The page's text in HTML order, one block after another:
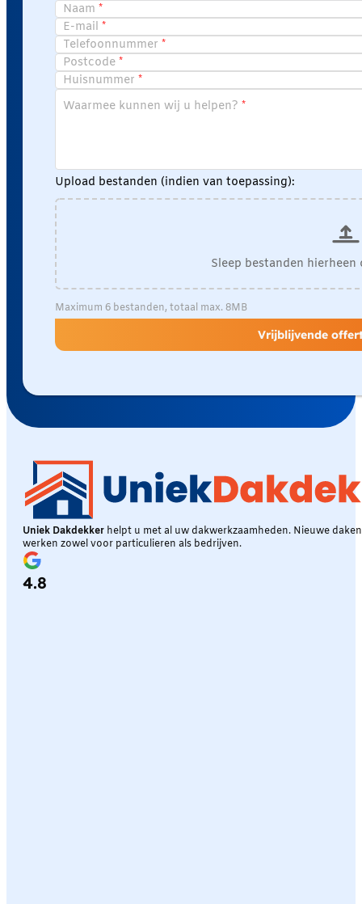
Naam
E-mail
Telefoonnummer
Postcode
Huisnummer
Waarmee kunnen wij u helpen?
Upload bestanden (indien van toepassing):
Sleep bestanden
Maximum 6 bestanden, totaal max. 8MB
Vrijblijvende
Uniek Dakdekker helpt u met al uw dakwerkzaamheden. Nieuwe
werken zowel voor particulieren als bedrijven.
4.8